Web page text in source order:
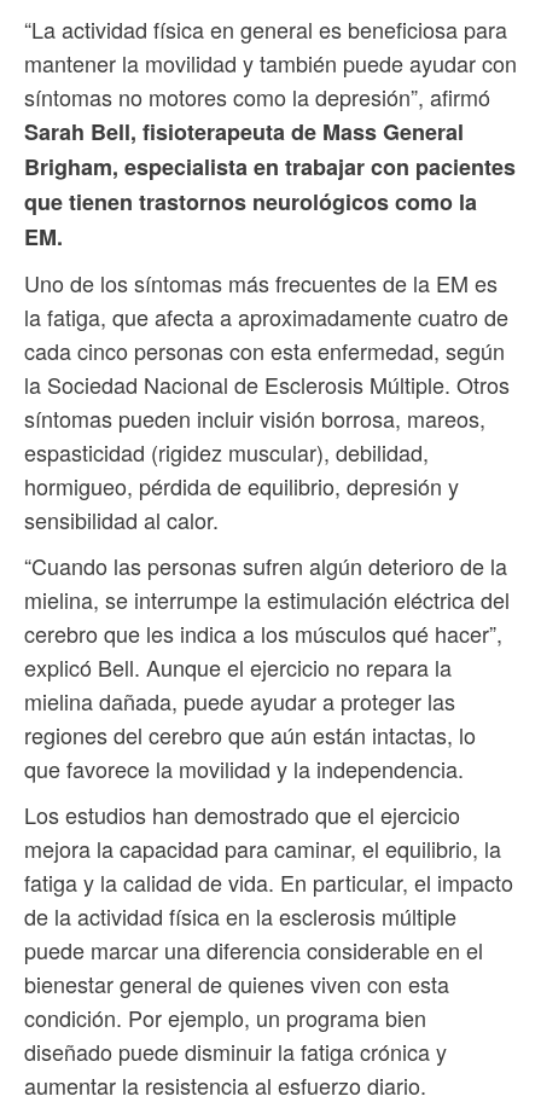
“La actividad física en general es beneficiosa para
mantener la movilidad y también puede ayudar con
síntomas no motores como la depresión”, afirmó
Sarah Bell, fisioterapeuta de Mass General
Brigham, especialista en trabajar con pacientes
que tienen trastornos neurológicos como la
EM.
Uno de los síntomas más frecuentes de la EM es
la fatiga, que afecta a aproximadamente cuatro de
cada cinco personas con esta enfermedad, según
la Sociedad Nacional de Esclerosis Múltiple. Otros
síntomas pueden incluir visión borrosa, mareos,
espasticidad (rigidez muscular), debilidad,
hormigueo, pérdida de equilibrio, depresión y
sensibilidad al calor.
“Cuando las personas sufren algún deterioro de la
mielina, se interrumpe la estimulación eléctrica del
cerebro que les indica a los músculos qué hacer”,
explicó Bell. Aunque el ejercicio no repara la
mielina dañada, puede ayudar a proteger las
regiones del cerebro que aún están intactas, lo
que favorece la movilidad y la independencia.
Los estudios han demostrado que el ejercicio
mejora la capacidad para caminar, el equilibrio, la
fatiga y la calidad de vida. En particular, el impacto
de la actividad física en la esclerosis múltiple
puede marcar una diferencia considerable en el
bienestar general de quienes viven con esta
condición. Por ejemplo, un programa bien
diseñado puede disminuir la fatiga crónica y
aumentar la resistencia al esfuerzo diario.